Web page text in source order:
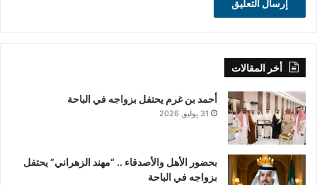
أخر المقالات
أحمد بن غرم يحتفل بزواجه في الباحة
31 يوليو, 2026
بحضور الأهل والأصدقاء .. “مهند الزهراني” يحتفل
بزواجه في الباحة